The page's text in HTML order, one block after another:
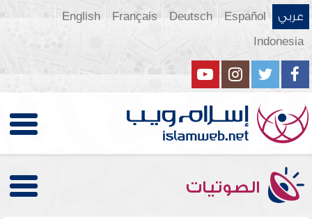
عربي Español
Deutsch
Français
English
Indonesia
الصوتيات